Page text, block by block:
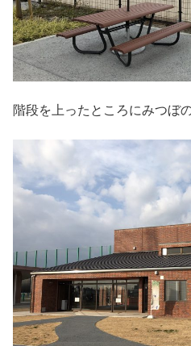
階段を上ったところにみつぼ